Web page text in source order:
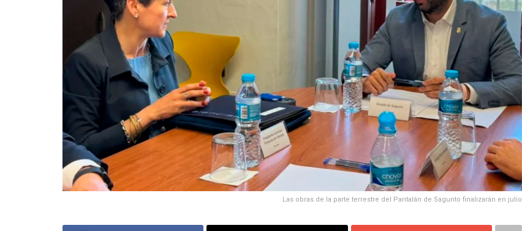
Las obras de la parte terrestre del Pantalán de Sagunto finalizarán en julio